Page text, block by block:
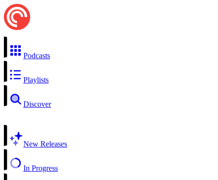
Podcasts
Playlists
Discover
New Releases
In Progress